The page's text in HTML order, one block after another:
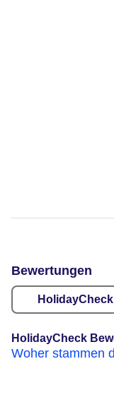
Bewertungen
HolidayCheck
HolidayCheck
Woher stammen